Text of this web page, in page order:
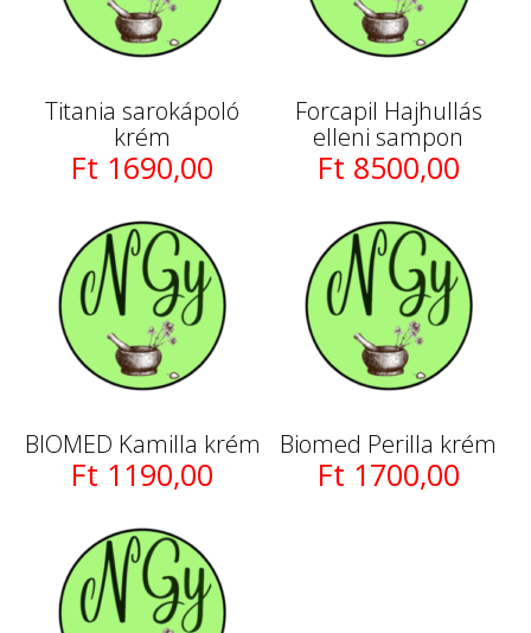
Titania sarokápoló
krém
Ft 1690,00
Forcapil Hajhullás
elleni sampon
Ft 8500,00
BIOMED Kamilla krém
Ft 1190,00
Biomed Perilla krém
Ft 1700,00